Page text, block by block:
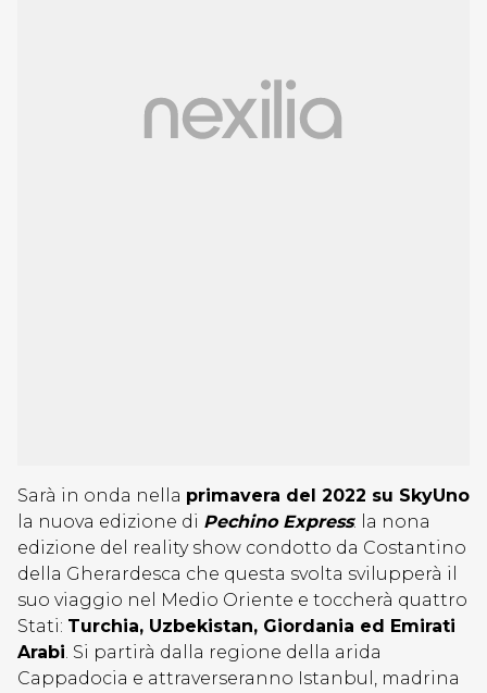
Sarà in onda nella primavera del 2022 su SkyUno
la nuova edizione di Pechino Express: la nona
edizione del reality show condotto da Costantino
della Gherardesca che questa svolta svilupperà il
suo viaggio nel Medio Oriente e toccherà quattro
Stati: Turchia, Uzbekistan, Giordania ed Emirati
Arabi. Si partirà dalla regione della arida
Cappadocia e attraverseranno Istanbul, madrina